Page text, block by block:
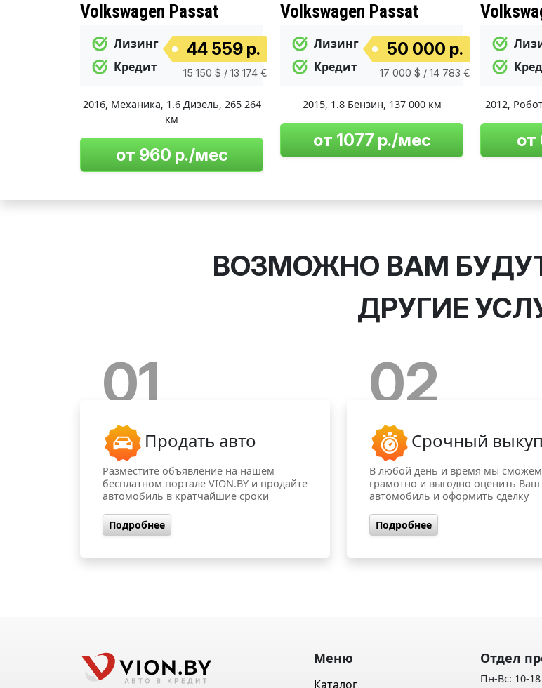
Volkswagen Passat
Лизинг
Кредит
44 559 р.
15 150 $ / 13 174 €
2016, Механика, 1.6 Дизель, 265 264
км
от 960 р./мес
Volkswagen Passat
Лизинг
Кредит
50 000 р.
17 000 $ / 14 783 €
2015, 1.8 Бензин, 137 000 км
от 1077 р./мес
2012, Робот
от
ВОЗМОЖНО ВАМ
ДРУГИЕ
01
Продать авто
Разместите объявление на нашем
бесплатном портале VION.BY и продайте
автомобиль в кратчайшие сроки
Подробнее
02
Срочный выкуп
В любой день и время мы сможем
грамотно и выгодно оценить Ваш
автомобиль и оформить сделку
Подробнее
Меню
Каталог
Отдел
Пн-Вс: 10-18